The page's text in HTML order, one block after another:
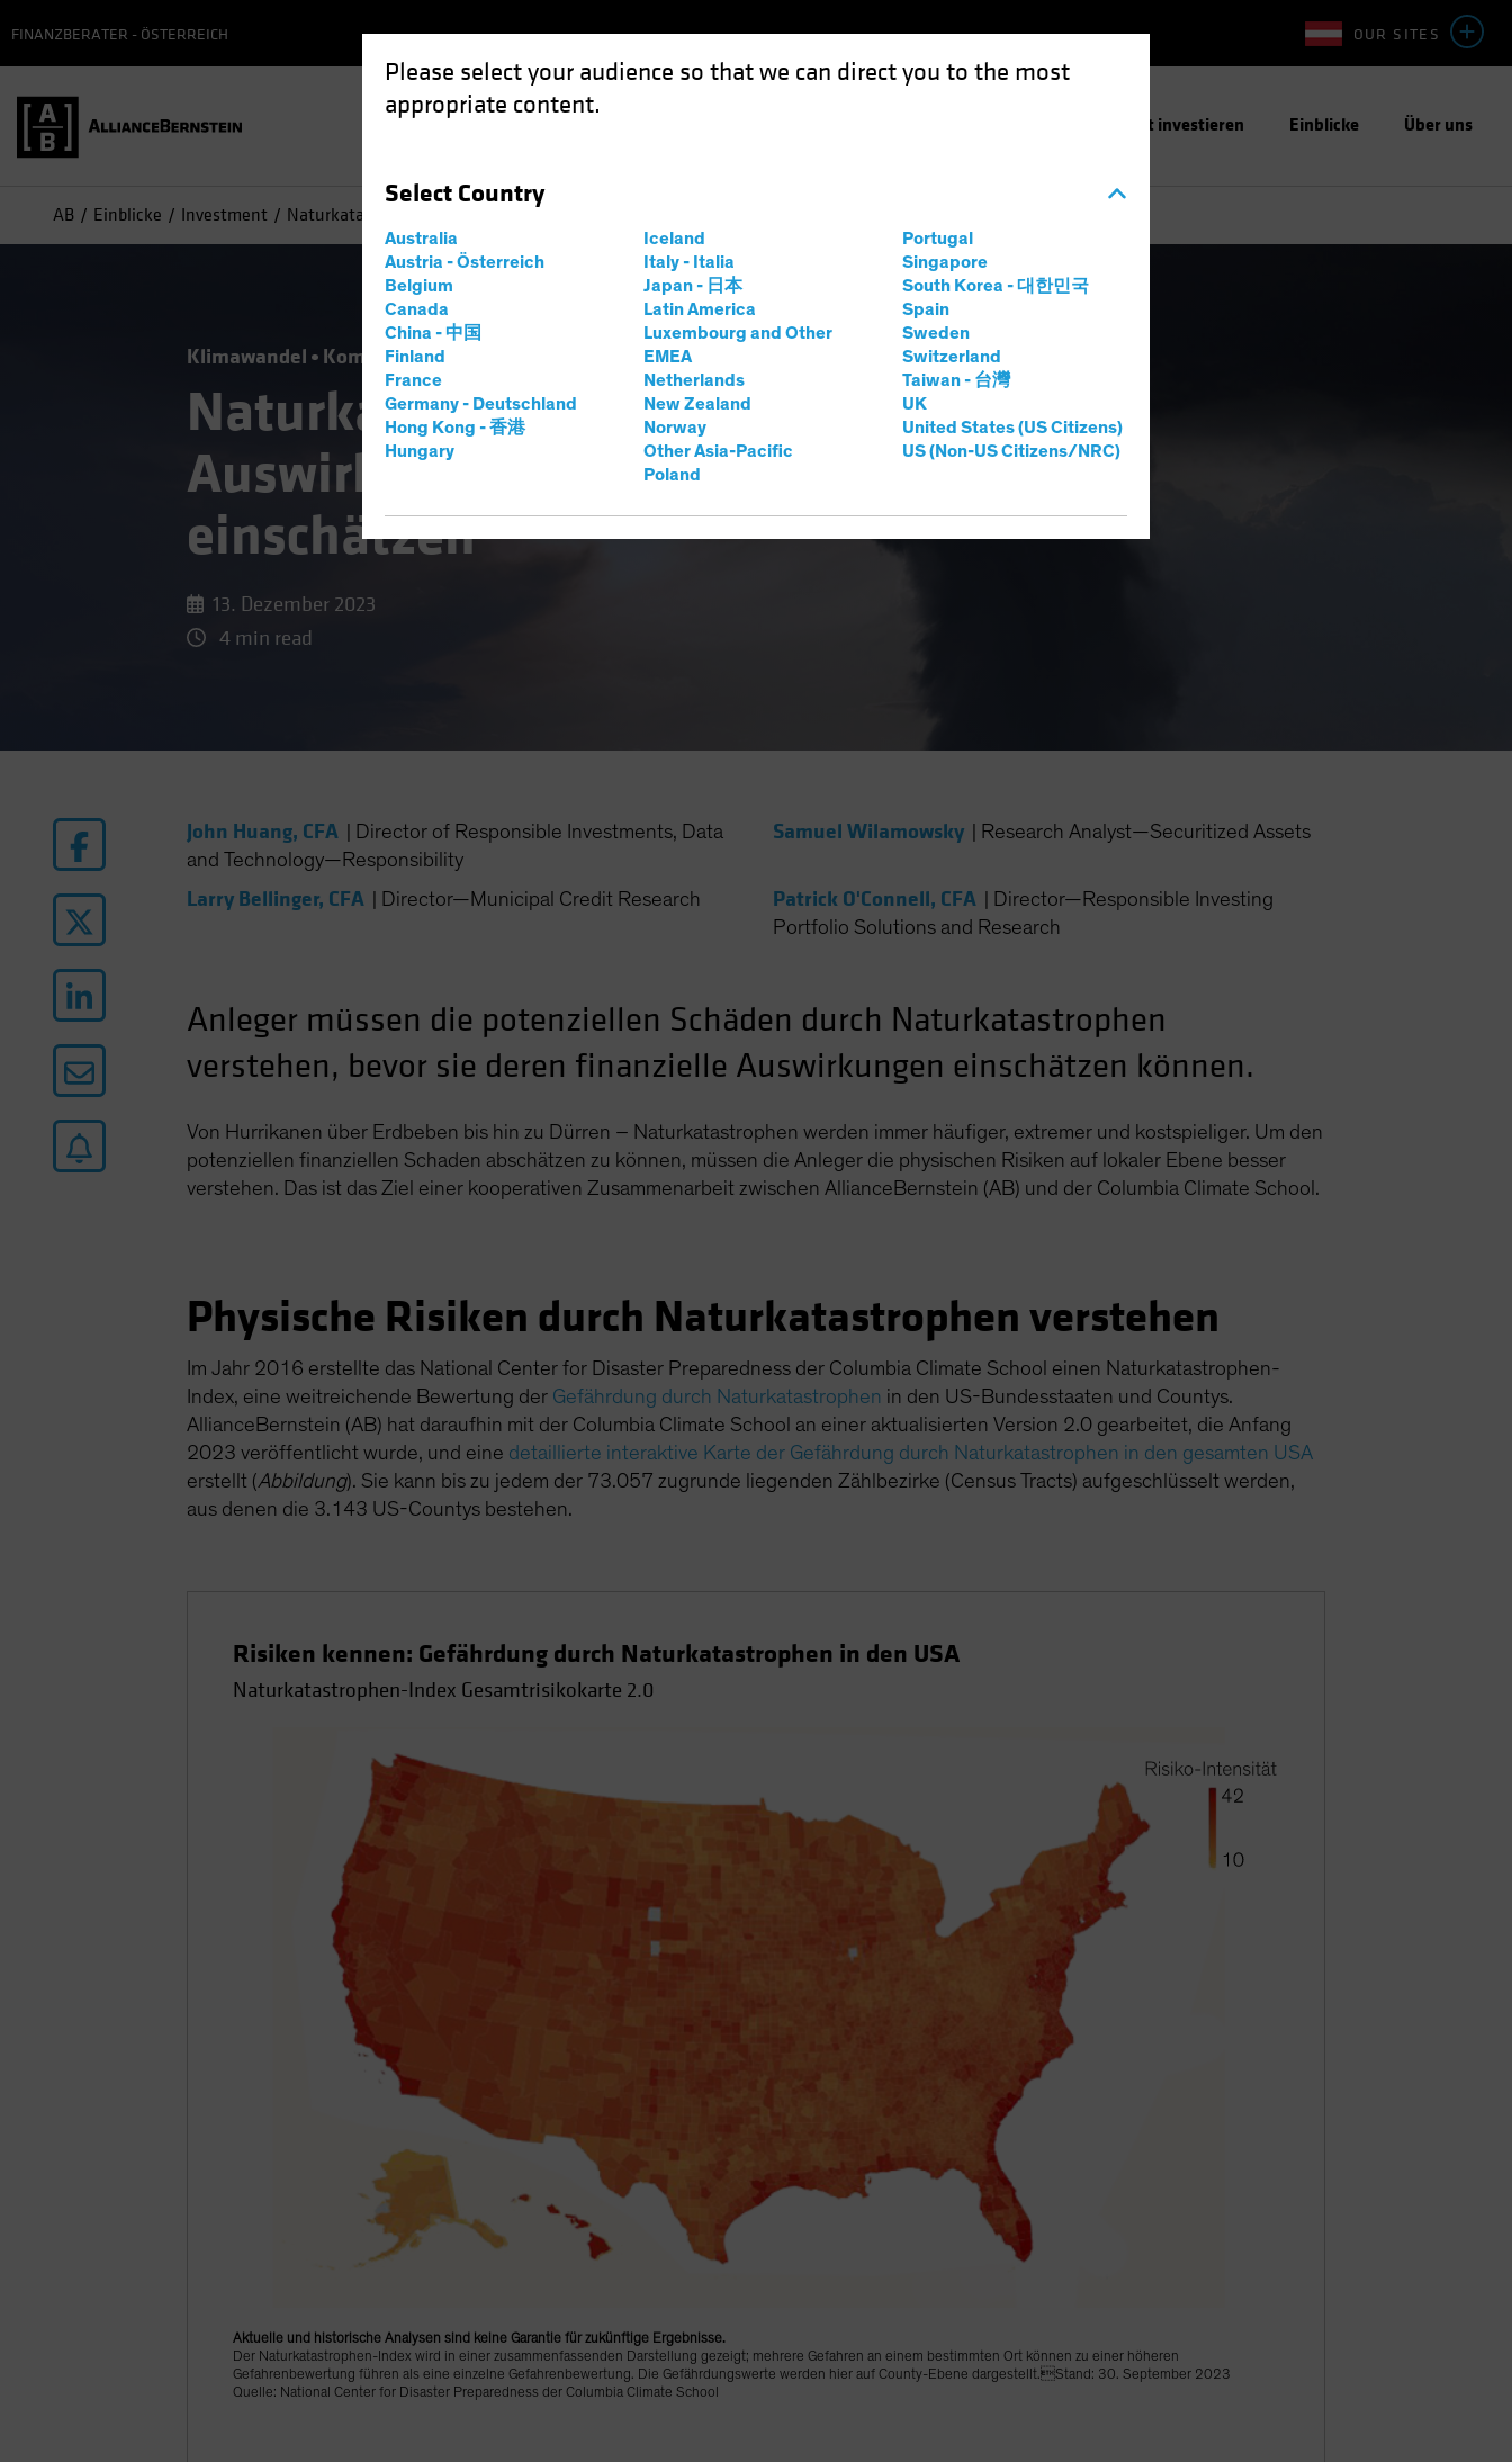
Please select your audience so that we can direct you to the most
appropriate content.
Select Country
Australia
Austria - Österreich
Belgium
Canada
China - 中国
Finland
France
Germany - Deutschland
Hong Kong - 香港
Hungary
Iceland
Italy - Italia
Japan - 日本
Latin America
Luxembourg and Other
EMEA
Netherlands
New Zealand
Norway
Other Asia-Pacific
Poland
Portugal
Singapore
South Korea - 대한민국
Spain
Sweden
Switzerland
Taiwan - 台灣
UK
United States (US Citizens)
US (Non-US Citizens/NRC)
OUR SITES
FINANZBERATER - ÖSTERREICH
Verantwortungsbewusst investieren Einblicke Über uns
AB Einblicke Investment Naturkatastrophen und ihre Auswirkungen auf Anlagen einschätzen
Klimawandel Kommunalanleihen Nachhaltigkeit ESG
Naturkatastrophen und ihre
Auswirkungen auf Anlagen
einschätzen
13. Dezember 2023
4 min read
John Huang, CFA
Director of Responsible Investments, Data
and Technology—Responsibility
Samuel Wilamowsky Research Analyst—Securitized Assets
Larry Bellinger, CFA Director—Municipal Credit Research Patrick O'Connell, CFA
Director—Responsible Investing
Portfolio Solutions and Research
Anleger müssen die potenziellen Schäden durch Naturkatastrophen
verstehen, bevor sie deren finanzielle Auswirkungen einschätzen können.
Von Hurrikanen über Erdbeben bis hin zu Dürren – Naturkatastrophen werden immer häufiger, extremer und kostspieliger. Um den
potenziellen finanziellen Schaden abschätzen zu können, müssen die Anleger die physischen Risiken auf lokaler Ebene besser
verstehen. Das ist das Ziel einer kooperativen Zusammenarbeit zwischen AllianceBernstein (AB) und der Columbia Climate School.
Physische Risiken durch Naturkatastrophen verstehen
Im Jahr 2016 erstellte das National Center for Disaster Preparedness der Columbia Climate School einen Naturkatastrophen-
Index, eine weitreichende Bewertung der Gefährdung durch Naturkatastrophen in den US-Bundesstaaten und Countys.
AllianceBernstein (AB) hat daraufhin mit der Columbia Climate School an einer aktualisierten Version 2.0 gearbeitet, die Anfang
2023 veröffentlicht wurde, und eine detaillierte interaktive Karte der Gefährdung durch Naturkatastrophen in den gesamten USA
erstellt (Abbildung). Sie kann bis zu jedem der 73.057 zugrunde liegenden Zählbezirke (Census Tracts) aufgeschlüsselt werden,
aus denen die 3.143 US-Countys bestehen.
Risiken kennen: Gefährdung durch Naturkatastrophen in den USA
Naturkatastrophen-Index Gesamtrisikokarte 2.0
Aktuelle und historische Analysen sind keine Garantie für zukünftige Ergebnisse.
Der Naturkatastrophen-Index wird in einer zusammenfassenden Darstellung gezeigt; mehrere Gefahren an einem bestimmten Ort können zu einer höheren
Gefahrenbewertung führen als eine einzelne Gefahrenbewertung. Die Gefährdungswerte werden hier auf County-Ebene dargestellt.Stand: 30. September 2023
Quelle: National Center for Disaster Preparedness der Columbia Climate School